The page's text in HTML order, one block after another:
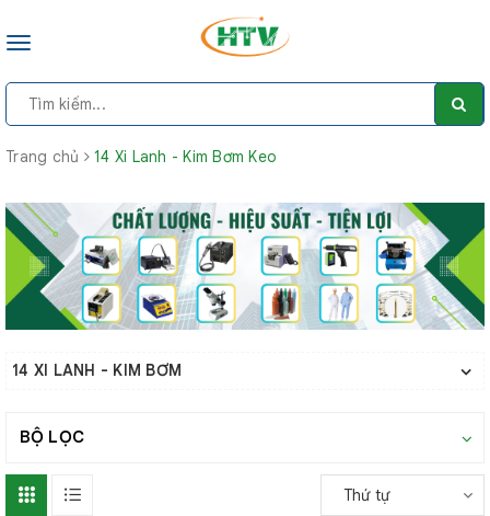
Toggle
Trang chủ 14 Xi Lanh - Kim Bơm Keo
14 XI LANH - KIM BƠM
BỘ LỌC
Thứ tự